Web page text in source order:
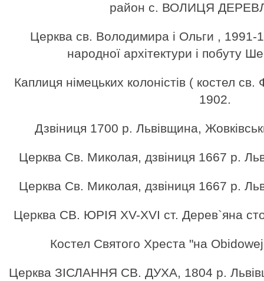
район с. ВОЛИЦЯ
Церква св. Володимира і Ольги , 1991-
народної архітектури і побуту
Каплиця німецьких колоністів ( костел
1902.
Дзвіниця 1700 р. Львівщина,
Церква Cв. Миколая, дзвіниця 1667 р.
Церква Cв. Миколая, дзвіниця 1667 р.
Церква СВ. ЮРІЯ XV-XVI ст. Дерев`яна
Костел Святого Хреста "на
Церква ЗІСЛАННЯ СВ. ДУХА, 1804 р.